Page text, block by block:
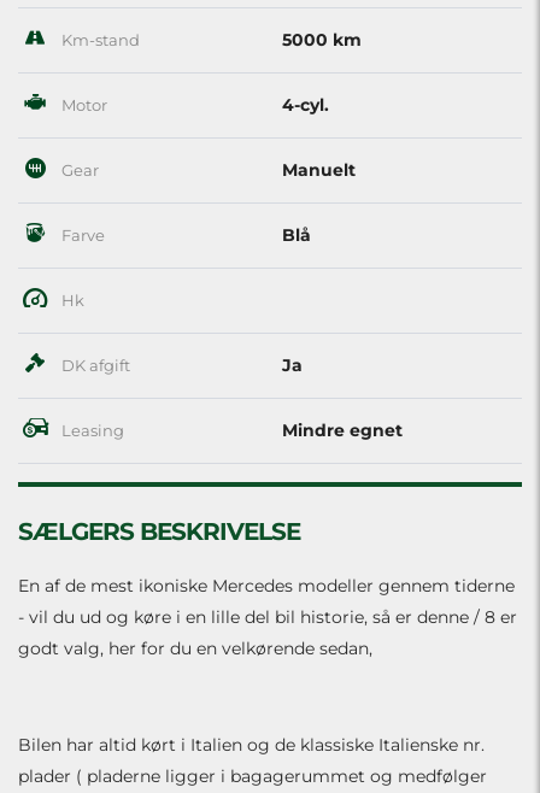
Km-stand 5000 km
Motor 4-cyl.
Gear Manuelt
Farve Blå
Hk
DK afgift Ja
Leasing Mindre egnet
SÆLGERS BESKRIVELSE
En af de mest ikoniske Mercedes modeller gennem tiderne
- vil du ud og køre i en lille del bil historie, så er denne / 8 er
godt valg, her for du en velkørende sedan,
Bilen har altid kørt i Italien og de klassiske Italienske nr.
plader ( pladerne ligger i bagagerummet og medfølger